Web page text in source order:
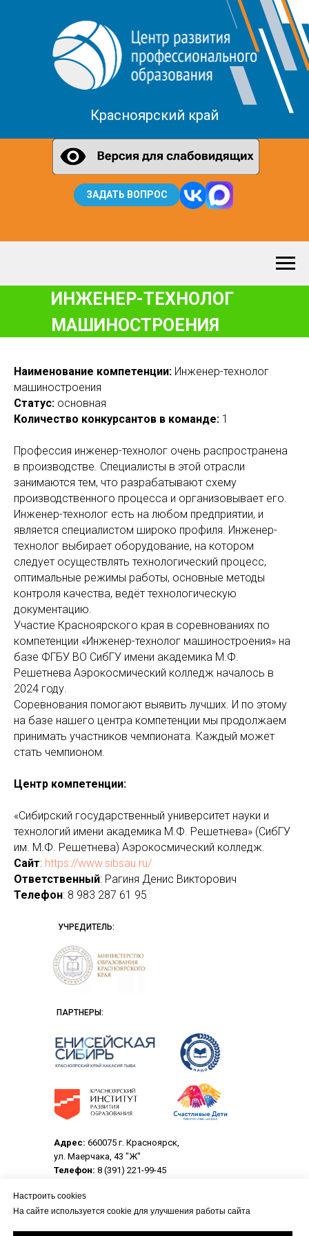
Красноярский край
ЗАДАТЬ ВОПРОС
ИНЖЕНЕР-ТЕХНОЛОГ
МАШИНОСТРОЕНИЯ
Наименование компетенции: Инженер-технолог
машиностроения
Статус: основная
Количество конкурсантов в команде: 1
Профессия инженер-технолог очень распространена
в производстве. Специалисты в этой отрасли
занимаются тем, что разрабатывают схему
производственного процесса и организовывает его.
Инженер-технолог есть на любом предприятии, и
является специалистом широко профиля. Инженер-
технолог выбирает оборудование, на котором
следует осуществлять технологический процесс,
оптимальные режимы работы, основные методы
контроля качества, ведёт технологическую
документацию.
Участие Красноярского края в соревнованиях по
компетенции «Инженер-технолог машиностроения» на
базе ФГБУ ВО СибГУ имени академика М.Ф.
Решетнева Аэрокосмический колледж началось в
2024 году.
Соревнования помогают выявить лучших. И по этому
на базе нашего центра компетенции мы продолжаем
принимать участников чемпионата. Каждый может
стать чемпионом.
Центр компетенции:
«Сибирский государственный университет науки и
технологий имени академика М.Ф. Решетнева» (СибГУ
им. М.Ф. Решетнева) Аэрокосмический колледж.
Сайт: https://www.sibsau.ru/
Ответственный: Рагиня Денис Викторович
Телефон: 8 983 287 61 95
Настроить cookies
На сайте используется cookie для улучшения работы сайта
УЧРЕДИТЕЛЬ:
ПАРТНЕРЫ:
Адрес: 660075 г. Красноярск,
ул. Маерчака, 43 "Ж"
Телефон: 8 (391) 221-99-45
© 2013-2026 Центр развития профессионального